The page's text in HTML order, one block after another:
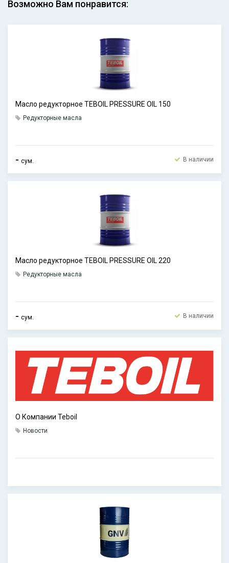
Возможно Вам понравится:
Масло редукторное TEBOIL PRESSURE OIL 150
Редукторные масла
- сум. В наличии
Масло редукторное TEBOIL PRESSURE OIL 220
Редукторные масла
- сум. В наличии
О Компании Teboil
Новости